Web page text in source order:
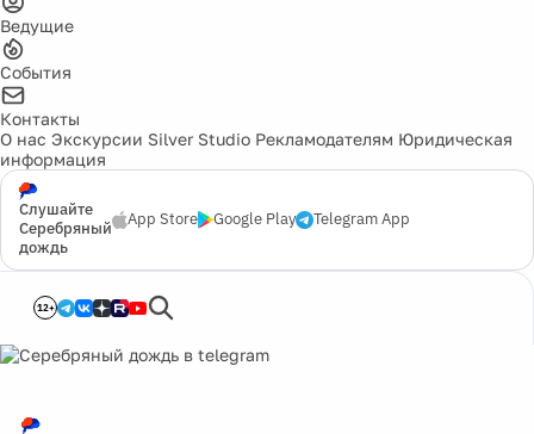
Ведущие
События
Контакты
О нас Экскурсии Silver Studio Рекламодателям Юридическая
информация
Слушайте
Серебряный
дождь
App Store Google Play Telegram App
12+